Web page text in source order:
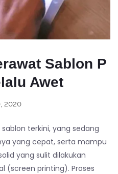
Sablon P
Awet
2020
terkini, yang sedang
yang cepat, serta mampu
yang sulit dilakukan
(screen printing). Proses